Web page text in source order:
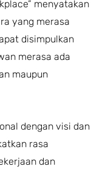
menyatakan
yang merasa
disimpulkan
merasa ada
maupun
dengan visi dan
rasa
dan